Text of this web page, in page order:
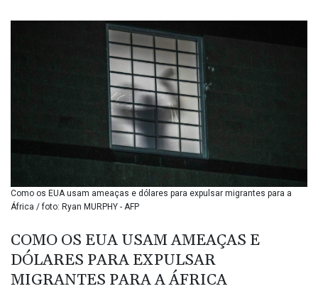
BOB 13.962133
BRL 5.888365
BSD 1.154364
BTN 109.858653
BWP 15.612571
BYN 3.417782
BYR 22583.287906
BZD 2.321631
CAD 1.616319
CHF 0.936072
CNY 7.776313
CNH 7.773295
COP 3641.393866
Como os EUA usam ameaças e dólares para expulsar migrantes para a
África / foto: Ryan MURPHY - AFP
COMO OS EUA USAM AMEAÇAS E
DÓLARES PARA EXPULSAR
MIGRANTES PARA A ÁFRICA